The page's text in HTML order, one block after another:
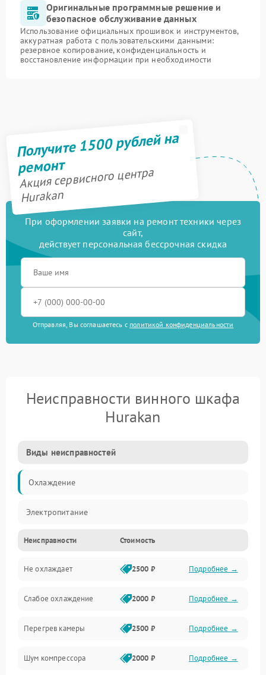
Оригинальные программные решение и
безопасное обслуживание данных
Использование официальных прошивок и инструментов,
аккуратная работа с пользовательскими данными:
резервное копирование, конфиденциальность и
восстановление информации при необходимости
Получите 1500 рублей на
ремонт
Акция сервисного центра
Hurakan
При оформлении заявки на ремонт техники через
сайт,
действует персональная бессрочная скидка
Отправляя, Вы соглашаетесь с политикой конфиденциальности
Неисправности винного шкафа
Hurakan
Виды неисправностей
Охлаждение
Электропитание
Неисправности Стоимость
Не охлаждает 2500 ₽ Подробнее →
Слабое охлаждение 2000 ₽ Подробнее →
Перегрев камеры 2500 ₽ Подробнее →
Шум компрессора 2000 ₽ Подробнее →